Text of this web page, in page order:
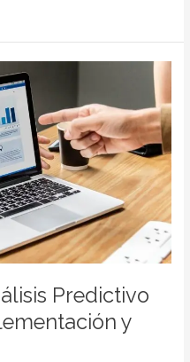
Predictivo
y